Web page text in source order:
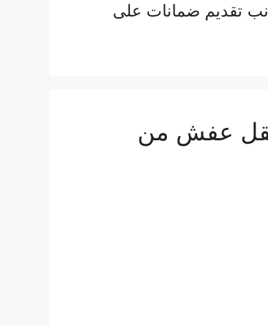
تقديم ضمانات على
من القصيم الي سلطنة عمان 0555915287 نقل عفش من